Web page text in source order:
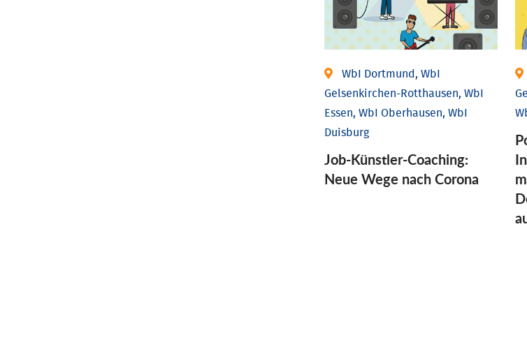
WbI Dortmund, WbI
Gelsenkirchen-Rotthausen, WbI
Essen, WbI Oberhausen, WbI
Duisburg
Job-Künstler-Coaching:
Neue Wege nach Corona